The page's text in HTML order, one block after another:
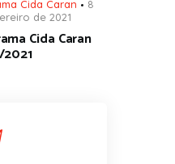
Cida Caran
8
de 2021
Cida Caran